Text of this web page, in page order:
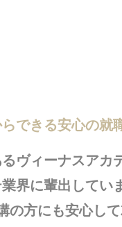
できる安心の就
ヴィーナスアカ
界に輩出してい
の方にも安心し